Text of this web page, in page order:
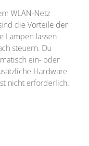
WLAN-Netz
die Vorteile der
Lampen lassen
steuern. Du
ein- oder
Hardware
nicht erforderlich.